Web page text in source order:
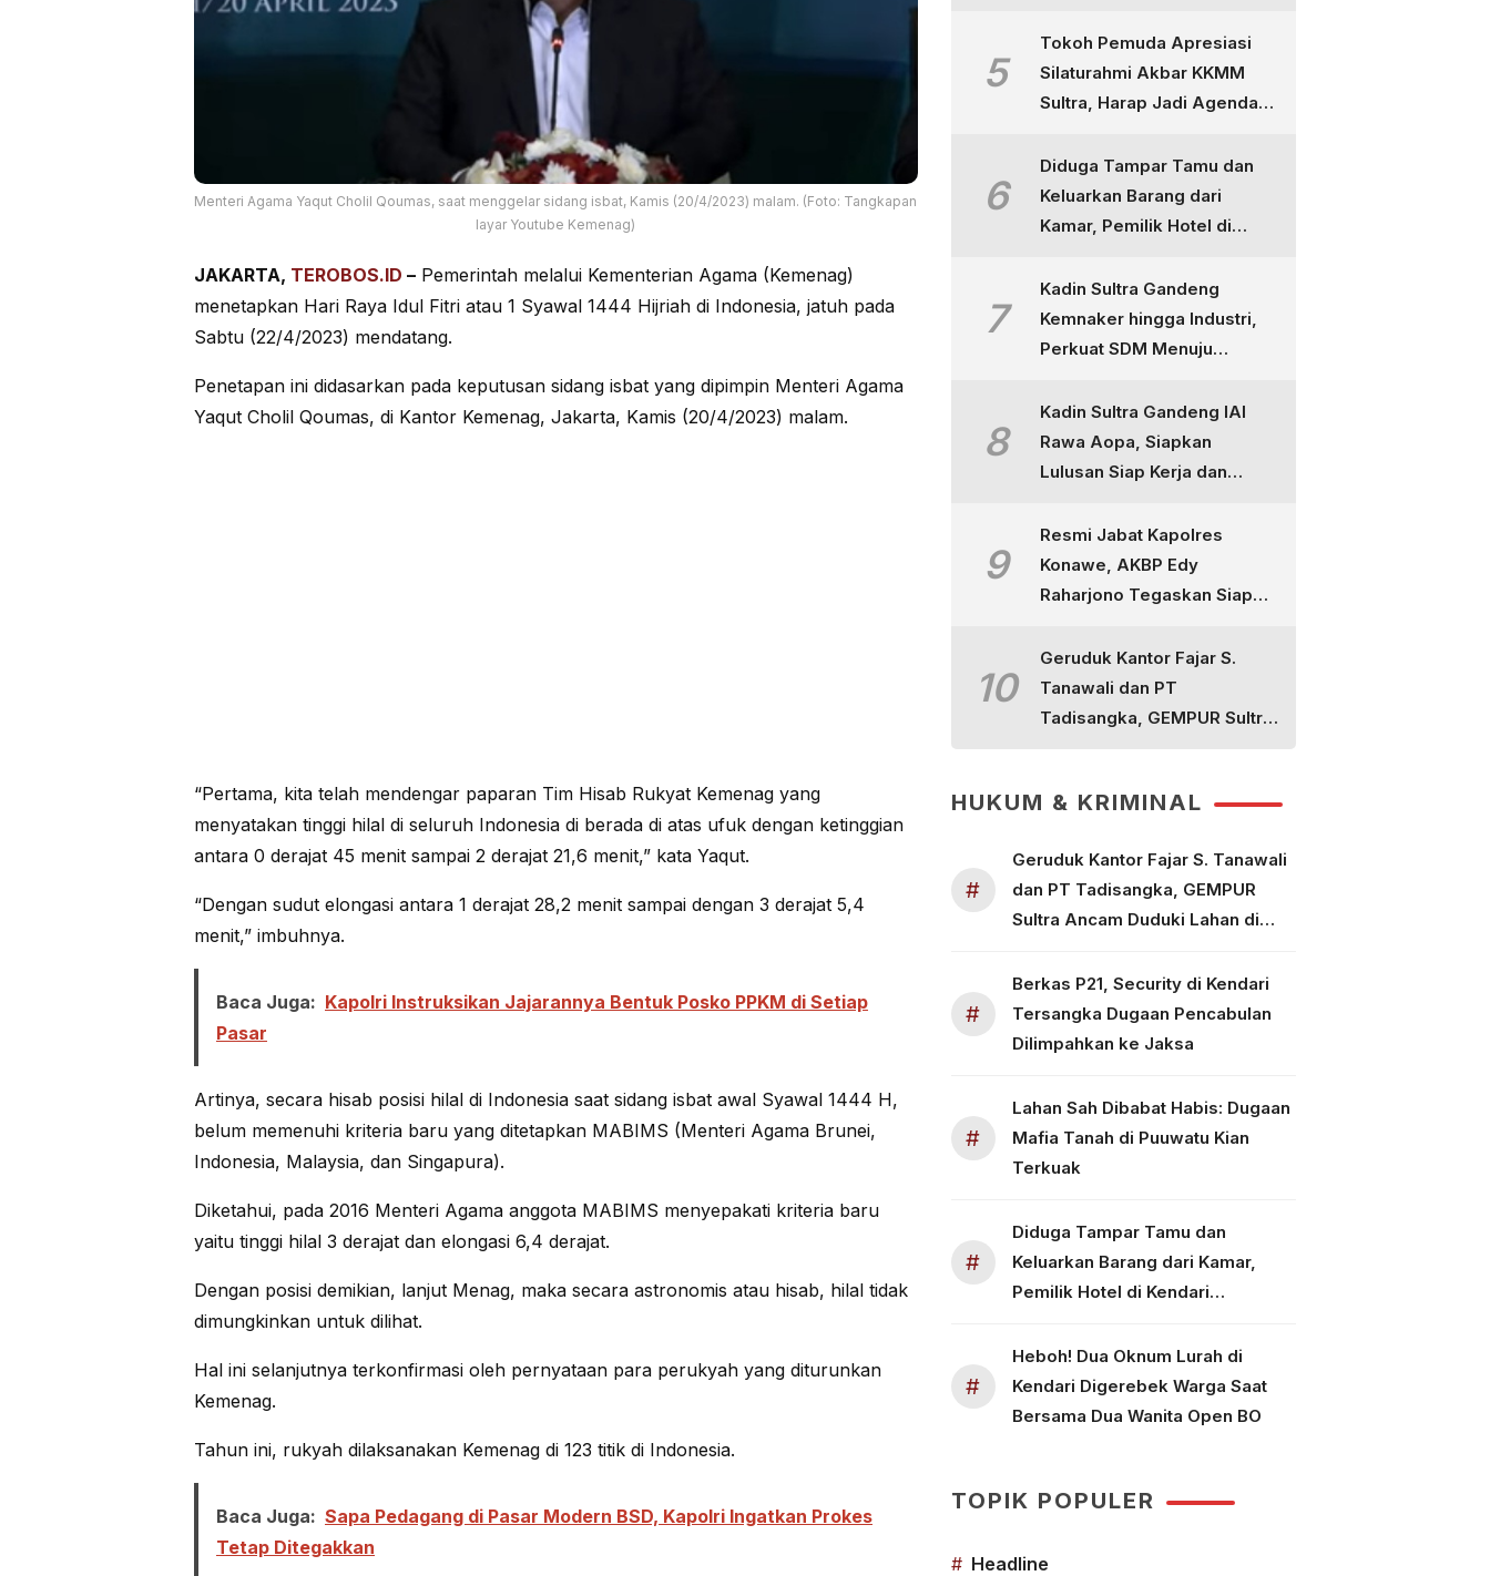
Menteri Agama Yaqut Cholil Qoumas, saat menggelar sidang isbat, Kamis (20/4/2023) malam. (Foto: Tangkapan
layar Youtube Kemenag)
JAKARTA, TEROBOS.ID – Pemerintah melalui Kementerian Agama (Kemenag)
menetapkan Hari Raya Idul Fitri atau 1 Syawal 1444 Hijriah di Indonesia, jatuh pada
Sabtu (22/4/2023) mendatang.
Penetapan ini didasarkan pada keputusan sidang isbat yang dipimpin Menteri Agama
Yaqut Cholil Qoumas, di Kantor Kemenag, Jakarta, Kamis (20/4/2023) malam.
“Pertama, kita telah mendengar paparan Tim Hisab Rukyat Kemenag yang
menyatakan tinggi hilal di seluruh Indonesia di berada di atas ufuk dengan ketinggian
antara 0 derajat 45 menit sampai 2 derajat 21,6 menit,” kata Yaqut.
“Dengan sudut elongasi antara 1 derajat 28,2 menit sampai dengan 3 derajat 5,4
menit,” imbuhnya.
Baca Juga: Kapolri Instruksikan Jajarannya Bentuk Posko PPKM di Setiap
Pasar
Artinya, secara hisab posisi hilal di Indonesia saat sidang isbat awal Syawal 1444 H,
belum memenuhi kriteria baru yang ditetapkan MABIMS (Menteri Agama Brunei,
Indonesia, Malaysia, dan Singapura).
Diketahui, pada 2016 Menteri Agama anggota MABIMS menyepakati kriteria baru
yaitu tinggi hilal 3 derajat dan elongasi 6,4 derajat.
Dengan posisi demikian, lanjut Menag, maka secara astronomis atau hisab, hilal tidak
dimungkinkan untuk dilihat.
Hal ini selanjutnya terkonfirmasi oleh pernyataan para perukyah yang diturunkan
Kemenag.
Tahun ini, rukyah dilaksanakan Kemenag di 123 titik di Indonesia.
Baca Juga: Sapa Pedagang di Pasar Modern BSD, Kapolri Ingatkan Prokes
Tetap Ditegakkan
5
Tokoh Pemuda Apresiasi
Silaturahmi Akbar KKMM
Sultra, Harap Jadi Agenda
6
Diduga Tampar Tamu dan
Keluarkan Barang dari
Kamar, Pemilik Hotel di
7
Kadin Sultra Gandeng
Kemnaker hingga Industri,
Perkuat SDM Menuju
8
Kadin Sultra Gandeng IAI
Rawa Aopa, Siapkan
Lulusan Siap Kerja dan
9
Resmi Jabat Kapolres
Konawe, AKBP Edy
Raharjono Tegaskan Siap
Tuntaskan Perkara
10
Geruduk Kantor Fajar S.
Tanawali dan PT
Tadisangka, GEMPUR Sultra
HUKUM & KRIMINAL
#
Geruduk Kantor Fajar S. Tanawali
dan PT Tadisangka, GEMPUR
Sultra Ancam Duduki Lahan di
#
Berkas P21, Security di Kendari
Tersangka Dugaan Pencabulan
Dilimpahkan ke Jaksa
#
Lahan Sah Dibabat Habis: Dugaan
Mafia Tanah di Puuwatu Kian
Terkuak
#
Diduga Tampar Tamu dan
Keluarkan Barang dari Kamar,
Pemilik Hotel di Kendari
#
Heboh! Dua Oknum Lurah di
Kendari Digerebek Warga Saat
Bersama Dua Wanita Open BO
TOPIK POPULER
# Headline